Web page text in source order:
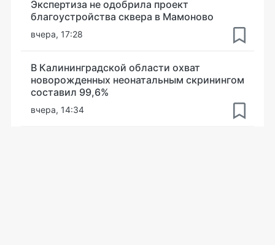
Экспертиза не одобрила проект
благоустройства сквера в Мамоново
вчера, 17:28
В Калининградской области охват
новорожденных неонатальным скринингом
составил 99,6%
вчера, 14:34